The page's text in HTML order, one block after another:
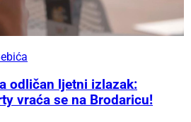
odličan ljetni izlazak:
vraća se na Brodaricu!